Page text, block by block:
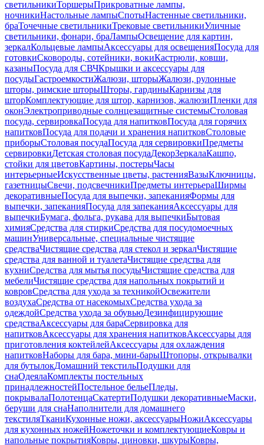
светильникиТоршерыПрикроватные лампы,
ночникиНастольные лампыСпотыНастенные светильники,
браТочечные светильникиТрековые светильникиУличные
светильники, фонари, браЛампыОсвещение для картин,
зеркалКольцевые лампыАксессуары для освещенияПосуда для
готовкиСковороды, сотейники, вокиКастрюли, ковши,
казаныПосуда для СВЧКрышки и аксессуары для
посудыГастроемкостиЖалюзи, шторыЖалюзи, рулонные
шторы, римские шторыШторы, гардиныКарнизы для
шторКомплектующие для штор, карнизов, жалюзиПленки для
оконЭлектроприводные солнцезащитные системыСтоловая
посуда, сервировкаПосуда для напитковПосуда для горячих
напитковПосуда для подачи и хранения напитковСтоловые
приборыСтоловая посудаПосуда для сервировкиПредметы
сервировкиДетская столовая посудаДекорЗеркалаКашпо,
стойки для цветовКартины, постерыЧасы
интерьерныеИскусственные цветы, растенияВазыКлючницы,
газетницыСвечи, подсвечникиПредметы интерьераШирмы
декоративныеПосуда для выпечки, запеканияФормы для
выпечки, запеканияПосуда для запеканияАксессуары для
выпечкиБумага, фольга, рукава для выпечкиБытовая
химияСредства для стиркиСредства для посудомоечных
машинУниверсальные, специальные чистящие
средстваЧистящие средства для стекол и зеркалЧистящие
средства для ванной и туалетаЧистящие средства для
кухниСредства для мытья посудыЧистящие средства для
мебелиЧистящие средства для напольных покрытий и
ковровСредства для ухода за техникойОсвежители
воздухаСредства от насекомыхСредства ухода за
одеждойСредства ухода за обувьюДезинфицирующие
средстваАксессуары для бараСервировка для
напитковАксессуары для хранения напитковАксессуары для
приготовления коктейлейАксессуары для охлаждения
напитковНаборы для бара, мини-барыШтопоры, открывалки
для бутылокДомашний текстильПодушки для
снаОдеялаКомплекты постельных
принадлежностейПостельное бельеПледы,
покрывалаПолотенцаСкатертиПодушки декоративныеМаски,
беруши для снаНаполнители для домашнего
текстиляТканиКухонные ножи, аксессуарыНожиАксессуары
для кухонных ножейНожеточки и комплектующиеКовры и
напольные покрытияКовры, циновки, шкурыКовры,